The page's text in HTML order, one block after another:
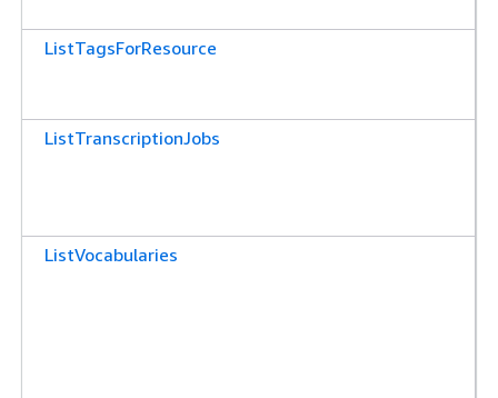
ListTagsForResource
ListTranscriptionJobs
ListVocabularies